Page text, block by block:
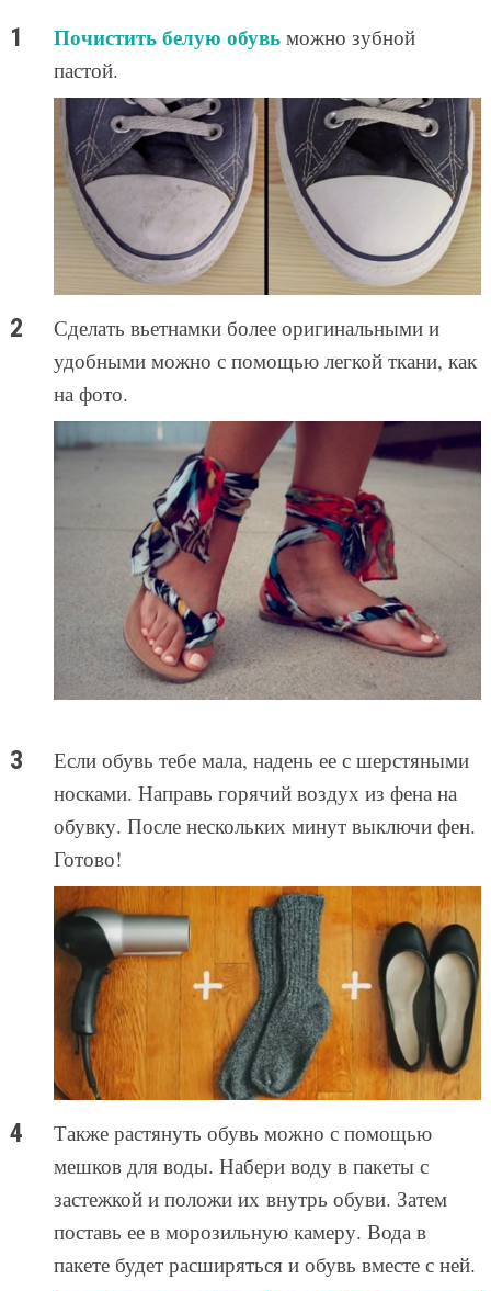
Почистить белую обувьможно зубной
пастой.
Сделать вьетнамки более оригинальными и
удобными можно с помощью легкой ткани, как
на фото.
Если обувь тебе мала, надень ее с шерстяными
носками. Направь горячий воздух из фена на
обувку. После нескольких минут выключи фен.
Готово!
Также растянуть обувь можно с помощью
мешков для воды. Набери воду в пакеты с
застежкой и положи их внутрь обуви. Затем
поставь ее в морозильную камеру. Вода в
пакете будет расширяться и обувь вместе с ней.